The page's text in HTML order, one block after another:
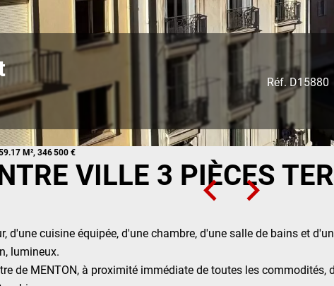
Réf. D15880
M², 346 500 €
VILLE 3 PIÈCES
d'une cuisine équipée, d'une chambre, d'une salle de bains et
lumineux.
de MENTON, à proximité immédiate de toutes les commodités,